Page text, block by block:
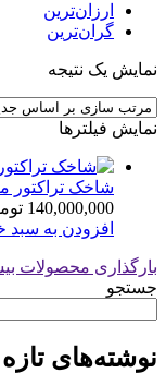
ارزان‌ترین
گران‌ترین
نمایش یک نتیجه
نمایش فیلترها
شاخک تراکتور
140,000,000
افزودن به سبد
بارگذاری محصولات
جستجو
نوشته‌های تازه